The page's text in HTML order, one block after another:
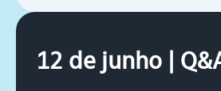
12 de junho |